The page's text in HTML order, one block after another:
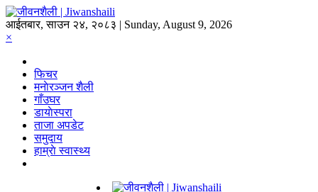
आईतबार, साउन २४, २०८३ | Sunday, August 9, 2026
×
फिचर
मनाेरञ्जन शैली
गाँउघर
डायाेस्परा
ताजा अपडेट
समुदाय
हाम्राे स्वास्थ्य